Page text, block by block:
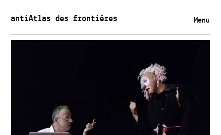
antiAtlas des frontières Menu